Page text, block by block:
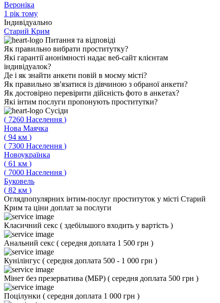
Вероніка
1 рік тому
Індивідуально
Старий Крим
Питання та відповіді
Як правильно вибрати проститутку?
Які гарантії анонімності надає веб-сайт клієнтам
індивідуалок?
Де і як знайти анкети повій в моєму місті?
Як правильно зв'язатися із дівчиною з обраної анкети?
Як достовірно перевірити дійсність фото в анкетах?
Які інтим послуги пропонують проститутки?
Сусіди
( 7260 Населення )
Нова Маячка
( 94 км )
( 7300 Населення )
Новоукраїнка
( 61 км )
( 7000 Населення )
Буковель
( 82 км )
Оглядпопулярних інтим-послуг проституток у місті Старий
Крим та ціни доплат за послуги
Класичний секс ( здебільшого входить у вартість )
Анальний секс ( середня доплата 1 500 грн )
Кунілінгус ( середня доплата 500 - 1 000 грн )
Мінет без презерватива (МБР) ( середня доплата 500 грн )
Поцілунки ( середня доплата 1 000 грн )